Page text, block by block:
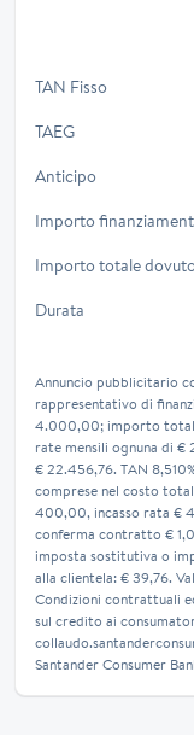
TAN Fisso
TAEG
Anticipo
Importo
Importo totale
Durata
Annuncio pubblicitario
rappresentativo di
4.000,00; importo
rate mensili ognuna di
€ 22.456,76. TAN
comprese nel costo
400,00, incasso rata €
conferma contratto €
imposta sostitutiva o
alla clientela: € 39,76.
Condizioni contrattuali
sul credito ai
Santander Consumer